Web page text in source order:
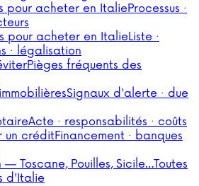
pour acheter en ItalieProcessus ·
pour acheter en ItalieListe ·
· légalisation
Pièges fréquents des
Signaux d'alerte · due
Acte · responsabilités · coûts
un créditFinancement · banques
— Toscane, Pouilles, Sicile…Toutes
d'Italie